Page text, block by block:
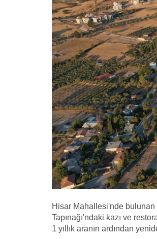
Hisar Mahallesi'nde bulunan
Tapınağı'ndaki kazı ve
1 yıllık aranın ardından